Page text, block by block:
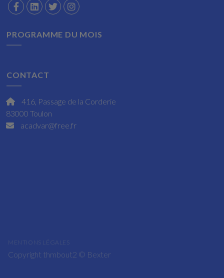
PROGRAMME DU MOIS
CONTACT
416, Passage de la Corderie
83000 Toulon
acadvar@free.fr
MENTIONS LÉGALES
Copyright thmbout2 © Bexter